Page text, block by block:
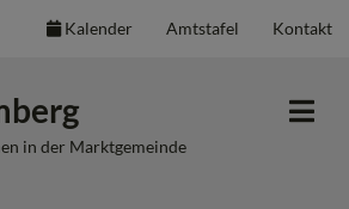
Kalender Amtstafel Kontakt
in der Marktgemeinde